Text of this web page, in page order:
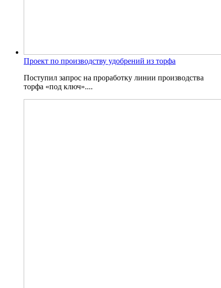
Проект по производству удобрений из торфа
Поступил запрос на проработку линии производства
торфа «под ключ»....